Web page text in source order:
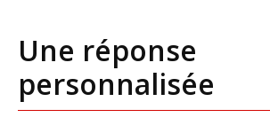
Une réponse
personnalisée